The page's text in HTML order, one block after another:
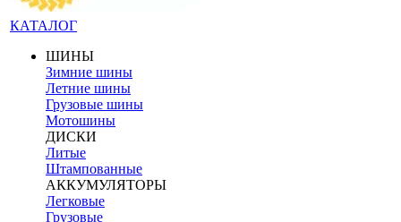
КАТАЛОГ
ШИНЫ
Зимние шины
Летние шины
Грузовые шины
Мотошины
ДИСКИ
Литые
Штампованные
АККУМУЛЯТОРЫ
Легковые
Грузовые